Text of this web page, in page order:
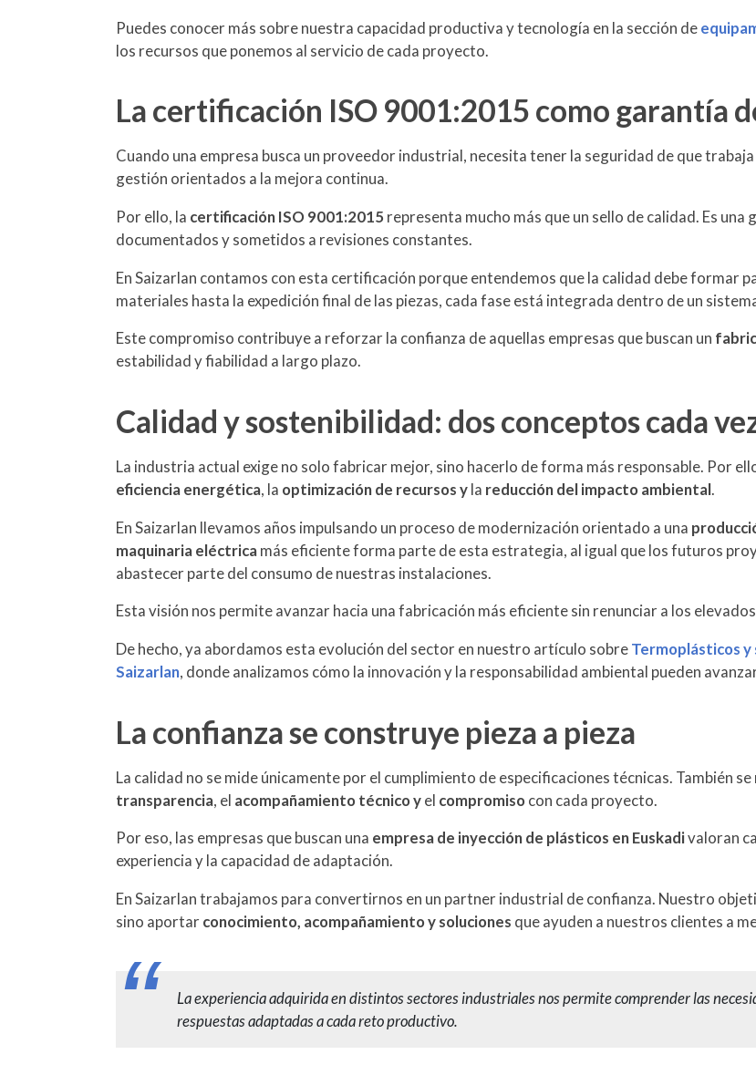
Puedes conocer más sobre nuestra capacidad productiva y tecnología en la sección de
los recursos que ponemos al servicio de cada proyecto.
La certificación ISO 9001:2015 como garantía
Cuando una empresa busca un proveedor industrial, necesita tener la seguridad de que
gestión orientados a la mejora continua.
Por ello, la certificación ISO 9001:2015 representa mucho más que un sello de calidad. Es
documentados y sometidos a revisiones constantes.
En Saizarlan contamos con esta certificación porque entendemos que la calidad debe formar
materiales hasta la expedición final de las piezas, cada fase está integrada dentro de un
Este compromiso contribuye a reforzar la confianza de aquellas empresas que buscan un
estabilidad y fiabilidad a largo plazo.
Calidad y sostenibilidad: dos conceptos cada
La industria actual exige no solo fabricar mejor, sino hacerlo de forma más responsable. Por
eficiencia energética, la optimización de recursos yla reducción del impacto ambiental.
En Saizarlan llevamos años impulsando un proceso de modernización orientado a una
maquinaria eléctricamás eficiente forma parte de esta estrategia, al igual que los futuros
abastecer parte del consumo de nuestras instalaciones.
Esta visión nos permite avanzar hacia una fabricación más eficiente sin renunciar a los
De hecho, ya abordamos esta evolución del sector en nuestro artículo sobreTermoplásticos
Saizarlan, donde analizamos cómo la innovación y la responsabilidad ambiental pueden
La confianza se construye pieza a pieza
La calidad no se mide únicamente por el cumplimiento de especificaciones técnicas. También se
transparencia, el acompañamiento técnico yel compromiso con cada proyecto.
Por eso, las empresas que buscan una empresa de inyección de plásticos en Euskadivaloran
experiencia y la capacidad de adaptación.
En Saizarlan trabajamos para convertirnos en un partner industrial de confianza. Nuestro
sino aportar conocimiento, acompañamiento y soluciones que ayuden a nuestros clientes a
La experiencia adquirida en distintos sectores industriales nos permite comprender las
respuestas adaptadas a cada reto productivo.